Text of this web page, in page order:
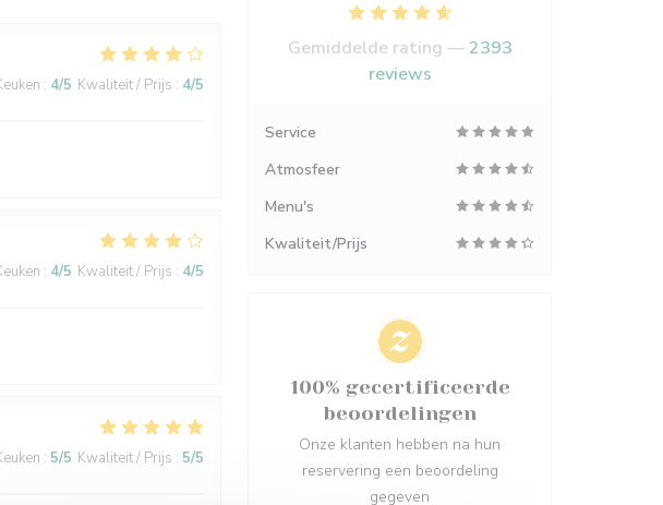
: 4/5 Kwaliteit / Prijs : 4/5
: 4/5 Kwaliteit / Prijs : 4/5
: 5/5 Kwaliteit / Prijs : 5/5
Gemiddelde rating —2393
reviews
Service
Atmosfeer
Menu's
Kwaliteit/Prijs
100% gecertificeerde
beoordelingen
Onze klanten hebben na hun
reservering een beoordeling
gegeven